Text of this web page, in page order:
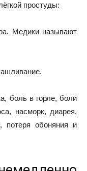
простуды:
Медики называют
боль в горле, боли
насморк, диарея,
потеря обоняния и